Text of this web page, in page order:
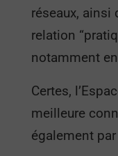
réseaux,
relation
notamment
Certes,
meilleure
également